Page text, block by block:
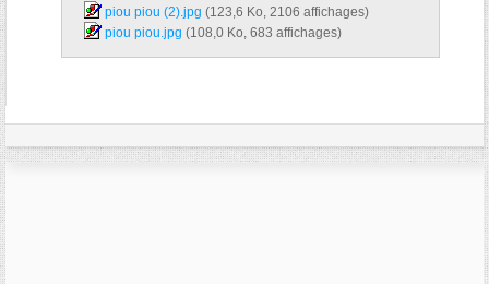
piou piou (2).jpg‎ (123,6 Ko, 2106 affichages)
piou piou.jpg‎ (108,0 Ko, 683 affichages)